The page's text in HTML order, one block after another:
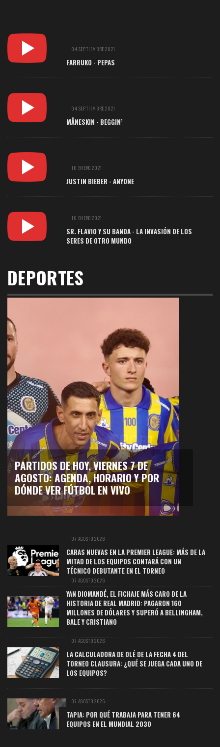
04 SEPTIEMBRE 2021
FARRUKO - PEPAS
04 SEPTIEMBRE 2021
MÅNESKIN - BEGGIN’
16 ENERO 2021
JUSTIN BIEBER - ANYONE
16 ENERO 2021
SR. FLAVIO Y SU BANDA - LA INVASIÓN DE LOS
SERES DE OTRO MUNDO
DEPORTES
PARTIDOS DE HOY, VIERNES 7 DE
AGOSTO: AGENDA, HORARIO Y POR
DÓNDE VER FÚTBOL EN VIVO
07 AGOSTO 2026
CARAS NUEVAS EN LA PREMIER LEAGUE: MÁS DE LA
MITAD DE LOS EQUIPOS CONTARÁ CON UN
TÉCNICO DEBUTANTE EN EL TORNEO
07 AGOSTO 2026
YAN DIOMANDÉ, EL FICHAJE MÁS CARO DE LA
HISTORIA DE REAL MADRID: PAGARON 160
MILLONES DE DÓLARES Y SUPERÓ A BELLINGHAM,
BALE Y CRISTIANO
07 AGOSTO 2026
LA CALCULADORA DE OLÉ DE LA FECHA 4 DEL
TORNEO CLAUSURA: ¿QUÉ SE JUEGA CADA UNO DE
LOS EQUIPOS?
07 AGOSTO 2026
TAPIA: POR QUÉ TRABAJA PARA TENER 64
EQUIPOS EN EL MUNDIAL 2030